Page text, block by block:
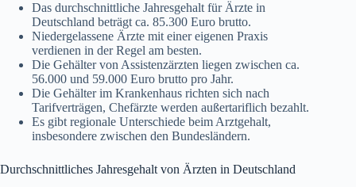
Das durchschnittliche Jahresgehalt für Ärzte in
Deutschland beträgt ca. 85.300 Euro brutto.
Niedergelassene Ärzte mit einer eigenen Praxis
verdienen in der Regel am besten.
Die Gehälter von Assistenzärzten liegen zwischen ca.
56.000 und 59.000 Euro brutto pro Jahr.
Die Gehälter im Krankenhaus richten sich nach
Tarifverträgen, Chefärzte werden außertariflich bezahlt.
Es gibt regionale Unterschiede beim Arztgehalt,
insbesondere zwischen den Bundesländern.
Durchschnittliches Jahresgehalt von Ärzten in Deutschland